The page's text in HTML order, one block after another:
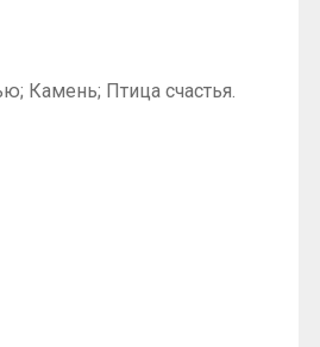
Камень; Птица счастья.